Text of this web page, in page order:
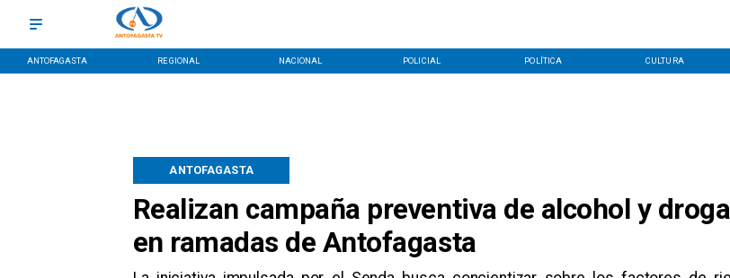
ANTOFAGASTA REGIONAL NACIONAL POLICIAL POLÍTICA CULTURA
Realizan campaña preventiva de alcohol y
en ramadas de Antofagasta
ANTOFAGASTA